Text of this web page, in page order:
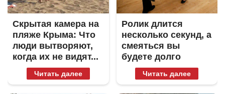
Скрытая камера на
пляже Крыма: Что
люди вытворяют,
когда их не видят...
Читать далее
Ролик длится
несколько секунд, а
смеяться вы
будете долго
Читать далее